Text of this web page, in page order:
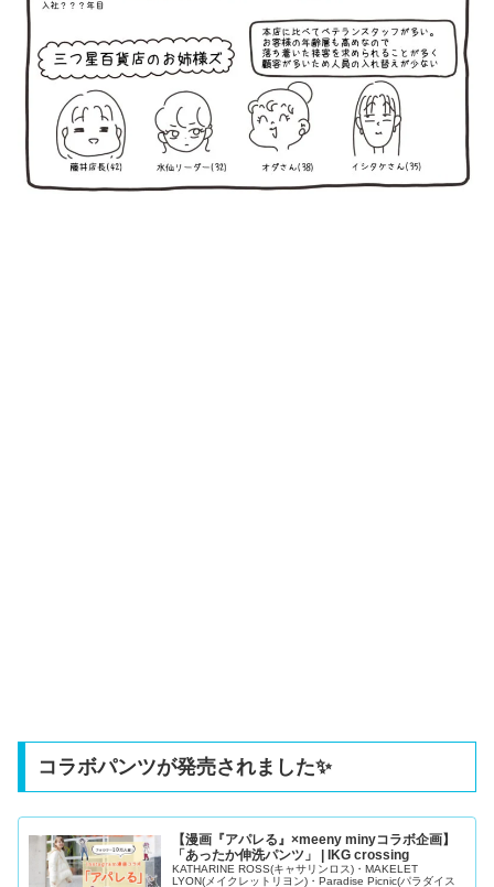
コラボパンツが発売されました✨
【漫画『アパレる』×meeny minyコラボ企画】
「あったか伸洗パンツ」 | IKG crossing
KATHARINE ROSS(キャサリンロス)・MAKELET
LYON(メイクレットリヨン)・Paradise Picnic(パラダイス